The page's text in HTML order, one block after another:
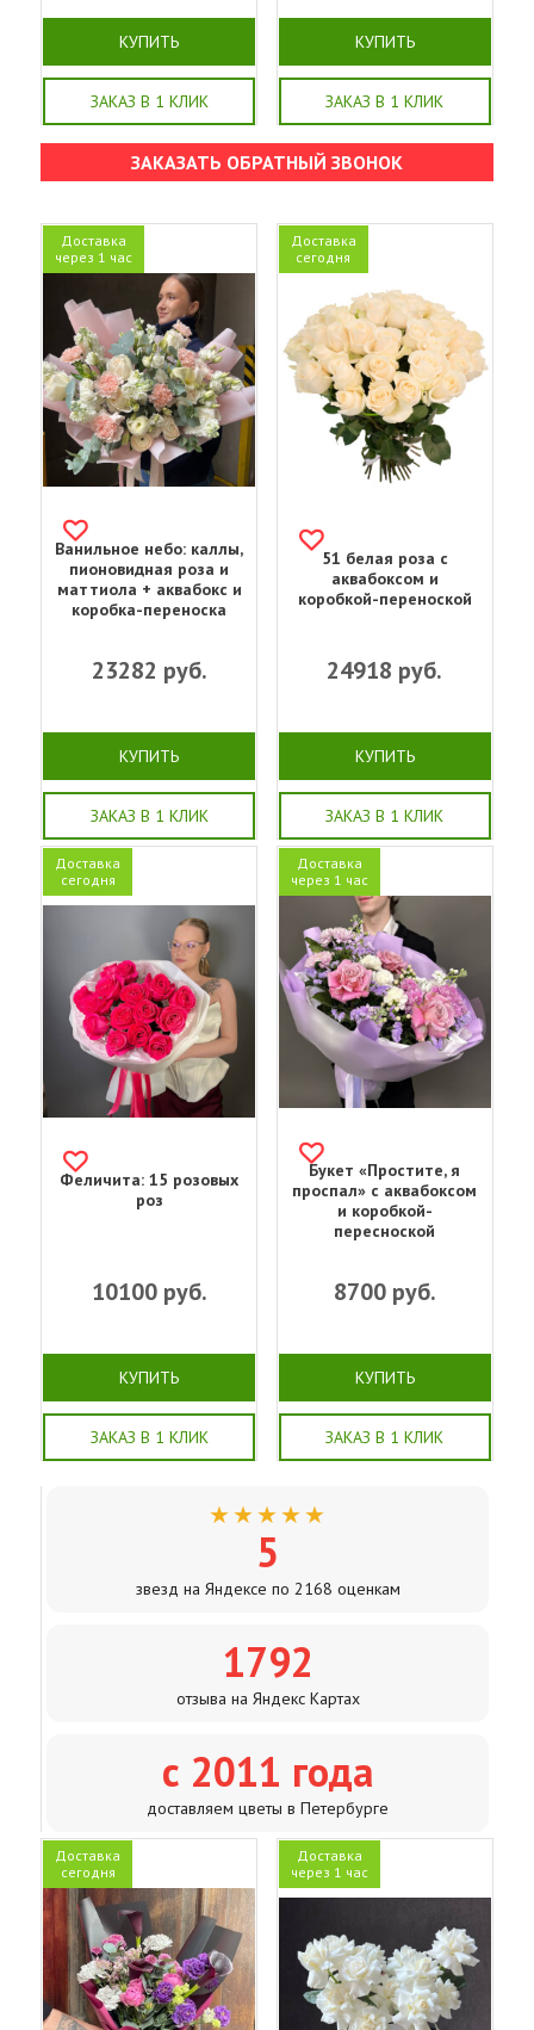
КУПИТЬ
ЗАКАЗ В 1 КЛИК
КУПИТЬ
ЗАКАЗ В 1 КЛИК
ЗАКАЗАТЬ ОБРАТНЫЙ ЗВОНОК
Доставка
через 1 час
Ванильное небо: каллы,
пионовидная роза и
маттиола + аквабокс и
коробка-переноска
23282 руб.
КУПИТЬ
ЗАКАЗ В 1 КЛИК
Доставка
сегодня
51 белая роза с
аквабоксом и
коробкой-переноской
24918 руб.
КУПИТЬ
ЗАКАЗ В 1 КЛИК
Доставка
сегодня
Феличита: 15 розовых
роз
10100руб.
КУПИТЬ
ЗАКАЗ В 1 КЛИК
Доставка
через 1 час
Букет «‎Простите, я
проспал»‎ с аквабоксом
и коробкой-
пересноской
8700руб.
КУПИТЬ
ЗАКАЗ В 1 КЛИК
★★★★★
5
звезд на Яндексе по 2168 оценкам
1792
отзыва на Яндекс Картах
с 2011 года
доставляем цветы в Петербурге
Доставка
сегодня
Доставка
через 1 час